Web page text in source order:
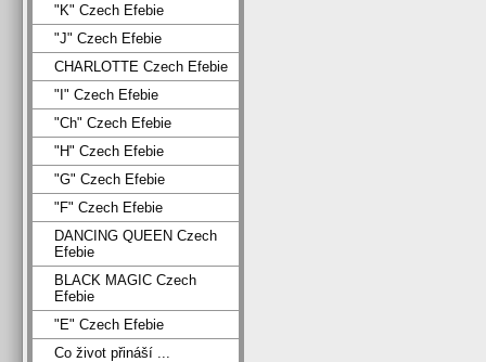
"K" Czech Efebie
"J" Czech Efebie
CHARLOTTE Czech Efebie
"I" Czech Efebie
"Ch" Czech Efebie
"H" Czech Efebie
"G" Czech Efebie
"F" Czech Efebie
DANCING QUEEN Czech
Efebie
BLACK MAGIC Czech
Efebie
"E" Czech Efebie
Co život přináší ...